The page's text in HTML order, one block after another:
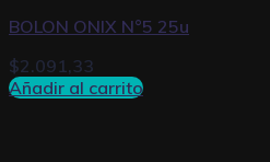
BOLON ONIX N°5 25u
$2.091,33
Añadir al carrito